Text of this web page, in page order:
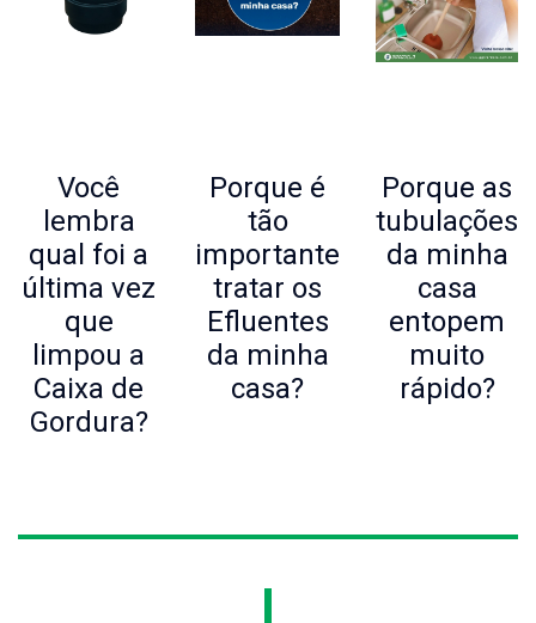
Você
lembra
qual foi a
última vez
que
limpou a
Caixa de
Gordura?
Porque é
tão
importante
tratar os
Efluentes
da minha
casa?
Porque as
tubulações
da minha
casa
entopem
muito
rápido?